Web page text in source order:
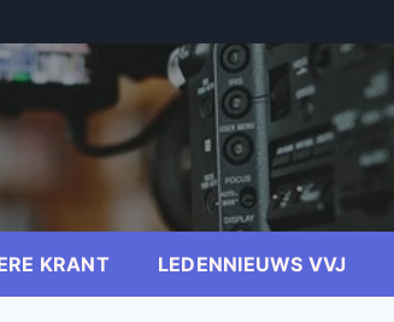
KRANT LEDENNIEUWS VVJ